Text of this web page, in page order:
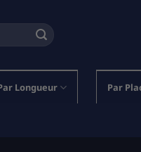
Longueur Par